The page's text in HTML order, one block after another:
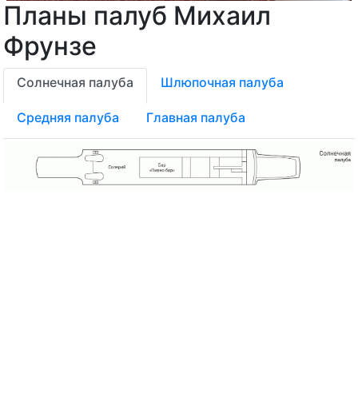
Previous
Next
Планы палуб Михаил
Фрунзе
Солнечная палуба Шлюпочная палуба
Средняя палуба Главная палуба